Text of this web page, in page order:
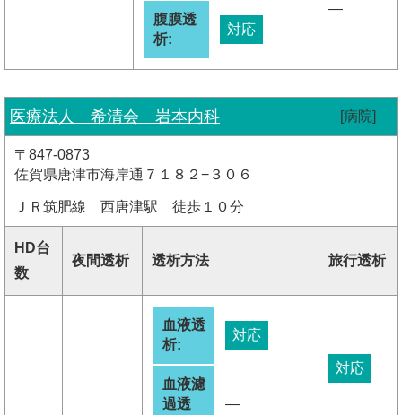
腹膜透
析:
対応
―
医療法人 希清会 岩本内科 [病院]
〒847-0873
佐賀県唐津市海岸通７１８２−３０６
ＪＲ筑肥線 西唐津駅 徒歩１０分
HD台
数
夜間透析 透析方法 旅行透析
血液透
析:
対応
血液濾
過透
―
対応